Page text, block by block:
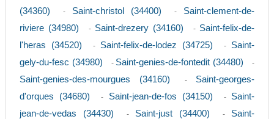
(34360)
- Saint-christol (34400) - Saint-clement-de-
riviere (34980)
- Saint-drezery (34160) - Saint-felix-de-
l'heras (34520)
- Saint-felix-de-lodez (34725) - Saint-
gely-du-fesc (34980)
- Saint-genies-de-fontedit (34480) -
Saint-genies-des-mourgues (34160) - Saint-georges-
d'orques (34680)
- Saint-jean-de-fos (34150) - Saint-
jean-de-vedas (34430)
- Saint-just (34400) - Saint-